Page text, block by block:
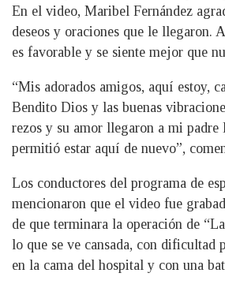
En el video, Maribel Fernández
deseos y oraciones que le llegaron.
es favorable y se siente mejor que
“Mis adorados amigos, aquí estoy,
Bendito Dios y las buenas
rezos y su amor llegaron a mi padre
permitió estar aquí de nuevo”,
Los conductores del programa de
mencionaron que el video fue
de que terminara la operación de
lo que se ve cansada, con dificultad
en la cama del hospital y con una